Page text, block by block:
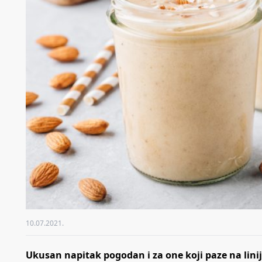
10.07.2021.
Ukusan napitak pogodan i za one koji paze na